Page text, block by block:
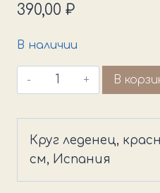
390,00 ₽
В наличии
Количество
товара
красный
В
Круг леденец,
см, Испания